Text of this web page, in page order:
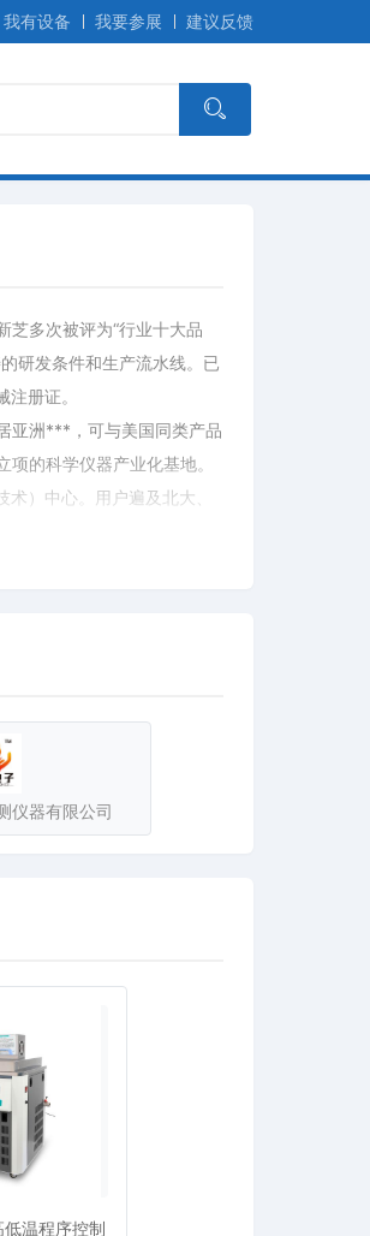
我有设备 我要参展 建议反馈
芝多次被评为“行业十大品
研发条件和生产流水线。已
册证。
亚洲***，可与美国同类产品
的科学仪器产业化基地。
）中心。用户遍及北大、
仪器有限公司
温程序控制